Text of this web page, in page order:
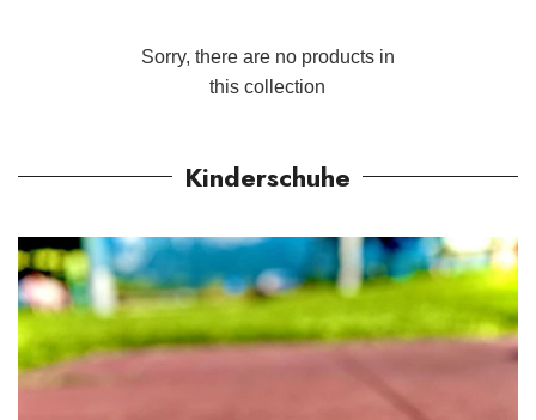
Sorry, there are no products in
this collection
Kinderschuhe